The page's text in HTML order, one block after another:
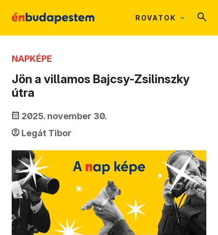
ROVATOK
NAPKÉPE
Jön a villamos Bajcsy-Zsilinszky
útra
2025. november 30.
Legát Tibor